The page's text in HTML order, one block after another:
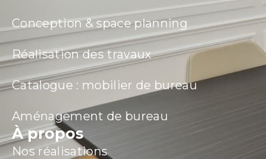
Conception & space planning
Réalisation des travaux
Catalogue : mobilier de bureau
Aménagement de bureau
À propos
Nos réalisations